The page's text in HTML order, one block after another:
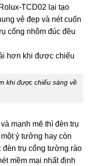
TCD02 lại tạo
vẻ đẹp và nét cuốn
cổng nhôm đúc đều
khi được chiếu sáng về
mạnh mẽ thì đèn trụ
ý tưởng hay còn
đèn trụ cổng tường rào
mềm mại nhất định